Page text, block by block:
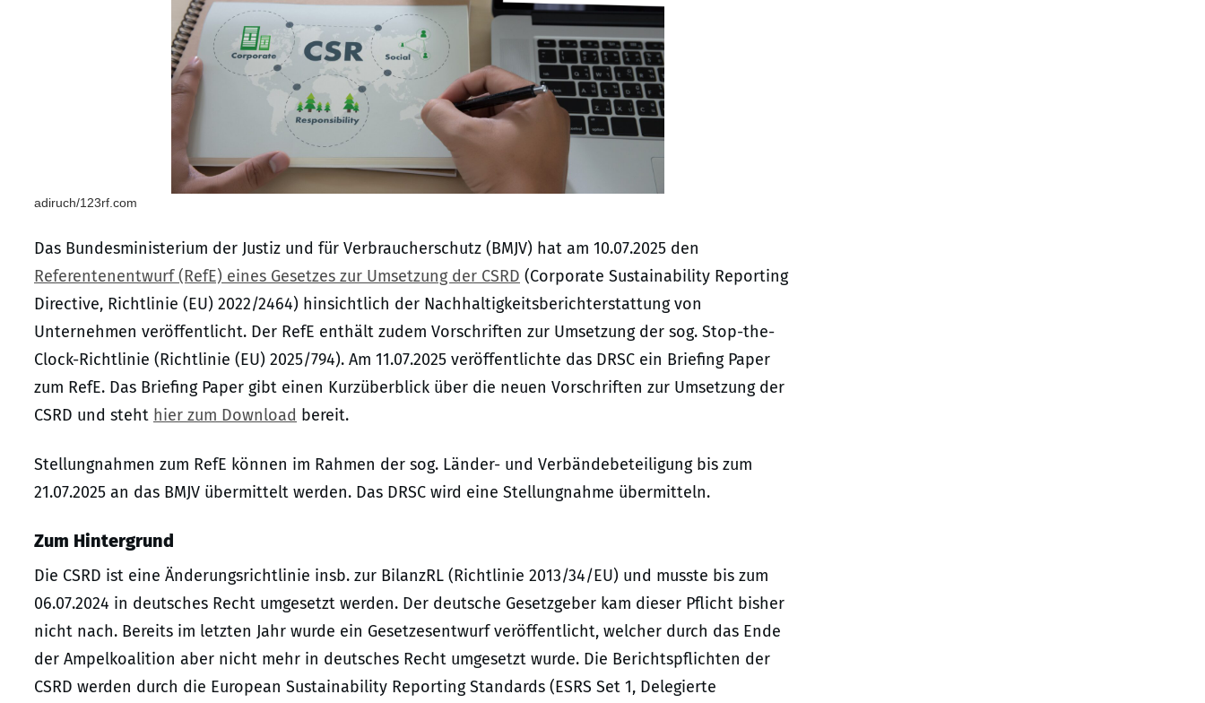
adiruch/123rf.com
Das Bundesministerium der Justiz und für Verbraucherschutz (BMJV) hat am 10.07.2025 den
Referentenentwurf (RefE) eines Gesetzes zur Umsetzung der CSRD (Corporate Sustainability Reporting
Directive, Richtlinie (EU) 2022/2464) hinsichtlich der Nachhaltigkeitsberichterstattung von
Unternehmen veröffentlicht. Der RefE enthält zudem Vorschriften zur Umsetzung der sog. Stop-the-
Clock-Richtlinie (Richtlinie (EU) 2025/794). Am 11.07.2025 veröffentlichte das DRSC ein Briefing Paper
zum RefE. Das Briefing Paper gibt einen Kurzüberblick über die neuen Vorschriften zur Umsetzung der
CSRD und steht hier zum Download bereit.
Stellungnahmen zum RefE können im Rahmen der sog. Länder- und Verbändebeteiligung bis zum
21.07.2025 an das BMJV übermittelt werden. Das DRSC wird eine Stellungnahme übermitteln.
Zum Hintergrund
Die CSRD ist eine Änderungsrichtlinie insb. zur BilanzRL (Richtlinie 2013/34/EU) und musste bis zum
06.07.2024 in deutsches Recht umgesetzt werden. Der deutsche Gesetzgeber kam dieser Pflicht bisher
nicht nach. Bereits im letzten Jahr wurde ein Gesetzesentwurf veröffentlicht, welcher durch das Ende
der Ampelkoalition aber nicht mehr in deutsches Recht umgesetzt wurde. Die Berichtspflichten der
CSRD werden durch die European Sustainability Reporting Standards (ESRS Set 1, Delegierte